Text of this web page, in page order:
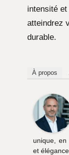
intensité
atteindrez
durable.
À propos
unique,
et élégance.